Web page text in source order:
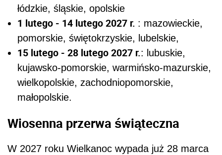
łódzkie, śląskie, opolskie
1 lutego - 14 lutego 2027 r. : mazowieckie,
pomorskie, świętokrzyskie, lubelskie,
15 lutego - 28 lutego 2027 r.: lubuskie,
kujawsko-pomorskie, warmińsko-mazurskie,
wielkopolskie, zachodniopomorskie,
małopolskie.
Wiosenna przerwa świąteczna
W 2027 roku Wielkanoc wypada już 28 marca